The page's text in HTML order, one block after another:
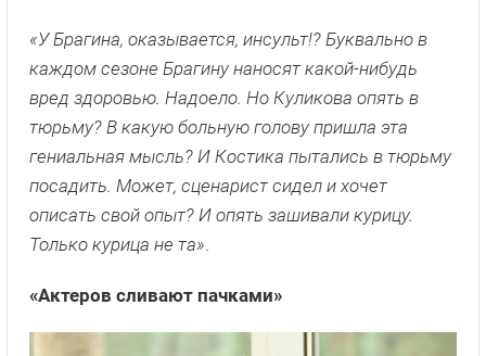
«У Брагина, оказывается, инсульт!? Буквально в
каждом сезоне Брагину наносят какой-нибудь
вред здоровью. Надоело. Но Куликова опять в
тюрьму? В какую больную голову пришла эта
гениальная мысль? И Костика пытались в тюрьму
посадить. Может, сценарист сидел и хочет
описать свой опыт? И опять зашивали курицу.
Только курица не та».
«Актеров сливают пачками»